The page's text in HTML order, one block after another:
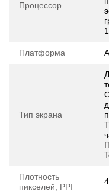
Процессор
Платформа
Тип экрана
Плотность
пикселей, PPI